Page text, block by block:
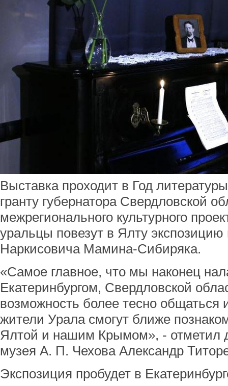
Выставка проходит в Год
гранту губернатора Свердловской
межрегионального культурного
уральцы повезут в Ялту
Наркисовича Мамина-Сибиряка.
«Самое главное, что мы наконец
Екатеринбургом, Свердловской
возможность более тесно общаться
жители Урала смогут ближе
Ялтой и нашим Крымом», - отметил
музея А. П. Чехова Александр
Экспозиция пробудет в